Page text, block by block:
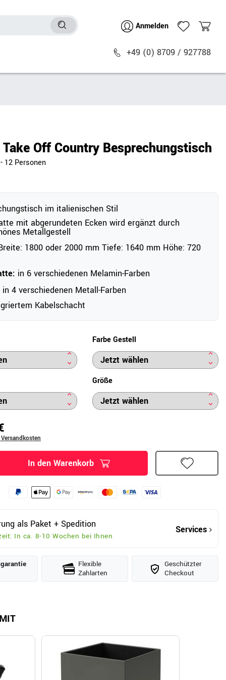
Anmelden
+49 (0) 8709 / 927788
Polstermöbel
Take Off Country Besprechungstisch
12 Personen
im italienischen Stil
mit abgerundeten Ecken wird ergänzt durch
Metallgestell
1800 oder 2000 mm Tiefe: 1640 mm Höhe: 720
in 6 verschiedenen Melamin-Farben
in 4 verschiedenen Metall-Farben
Kabelschacht
Farbe Gestell
Größe
In den Warenkorb
als Paket + Spedition
In ca. 8-10 Wochen bei Ihnen
Services
Flexible
Zahlarten
Geschützter
Checkout